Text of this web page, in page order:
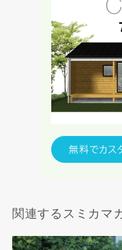
関連するスミカマ